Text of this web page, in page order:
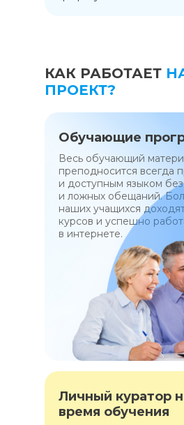
КАК РАБОТАЕТ
ПРОЕКТ?
Обучающие
Весь обучающий
преподносится всегда
и доступным языком без
и ложных обещаний.
наших учащихся
курсов и успешно
в интернете.
Личный куратор
время обучения